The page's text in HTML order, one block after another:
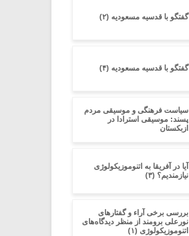
گفتگو با قدسیه مسعودیه (۲)
گفتگو با قدسیه مسعودیه (۴)
سیاست فرهنگی و موسیقی مردم
پسند: موسیقی استرادا در
ازبکستان
آیا در آفریقا به اتنوموزیکولوژی
نیازمندیم؟ (۳)
بررسی برخی آراء و گفتارهای
نورعلی برومند از منظر دیدگاه‌های
اتنوموزیکولوژی (۱)